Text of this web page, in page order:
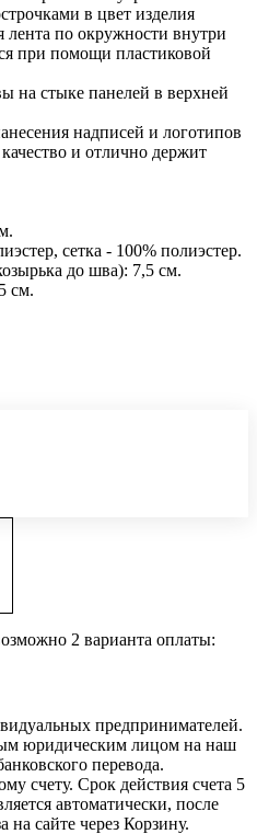
в цвет изделия
по окружности внутри
при помощи пластиковой
на стыке панелей в верхней
надписей и логотипов
и отлично держит
сетка - 100% полиэстер.
до шва): 7,5 см.
см.
2 варианта оплаты:
предпринимателей.
юридическим лицом на наш
перевода.
счету. Срок действия счета 5
автоматически, после
на сайте через Корзину.